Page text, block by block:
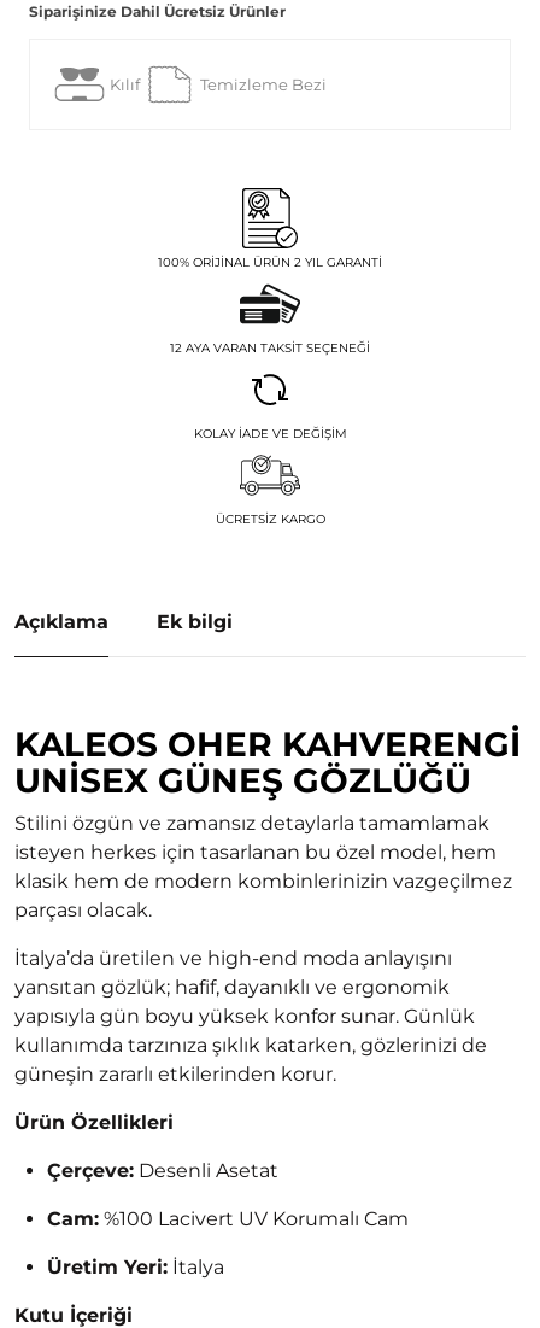
Siparişinize Dahil Ücretsiz Ürünler
Kılıf Temizleme Bezi
100% ORIJINAL ÜRÜN 2 YIL GARANTI
12 AYA VARAN TAKSIT SEÇENEĞI
KOLAY İADE VE DEĞIŞIM
ÜCRETSIZ KARGO
Açıklama Ek bilgi
KALEOS OHER KAHVERENGI
UNISEX GÜNEŞ GÖZLÜĞÜ
Stilini özgün ve zamansız detaylarla tamamlamak
isteyen herkes için tasarlanan bu özel model, hem
klasik hem de modern kombinlerinizin vazgeçilmez
parçası olacak.
İtalya’da üretilen ve high-end moda anlayışını
yansıtan gözlük; hafif, dayanıklı ve ergonomik
yapısıyla gün boyu yüksek konfor sunar. Günlük
kullanımda tarzınıza şıklık katarken, gözlerinizi de
güneşin zararlı etkilerinden korur.
Ürün Özellikleri
Çerçeve: Desenli Asetat
Cam: %100 Lacivert UV Korumalı Cam
Üretim Yeri: İtalya
Kutu İçeriği